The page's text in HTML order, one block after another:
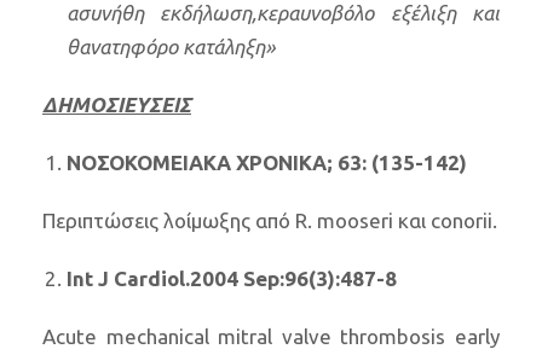
ασυνήθη εκδήλωση,κεραυνοβόλο εξέλιξη και
θανατηφόρο κατάληξη»
ΔΗΜΟΣΙΕΥΣΕΙΣ
ΝΟΣΟΚΟΜΕΙΑΚΑ ΧΡΟΝΙΚΑ; 63: (135-142)
Περιπτώσεις λοίμωξης από R. mooseri και conorii.
Int J Cardiol.2004 Sep:96(3):487-8
Acute mechanical mitral valve thrombosis early